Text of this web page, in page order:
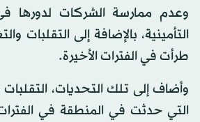
وعدم ممارسة الشركات لدورها في
التأمينية، بالإضافة إلى التقلبات
طرأت في الفترات الأخيرة.
وأضاف إلى تلك التحديات، التقلبات
التي حدثت في المنطقة في